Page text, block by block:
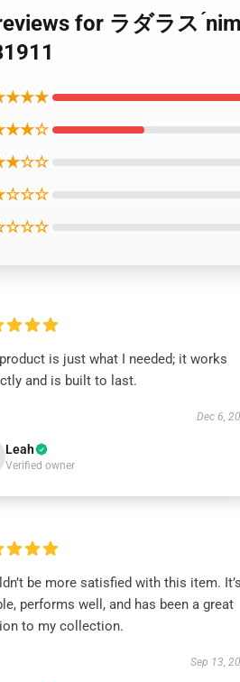
for ラダラス
is just what I needed; it works
and is built to last.
Dec 6,
Leah
Verified owner
be more satisfied with this item. It’s
performs well, and has been a great
to my collection.
Sep 13,